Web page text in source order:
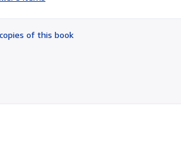
of
5
copies of this book